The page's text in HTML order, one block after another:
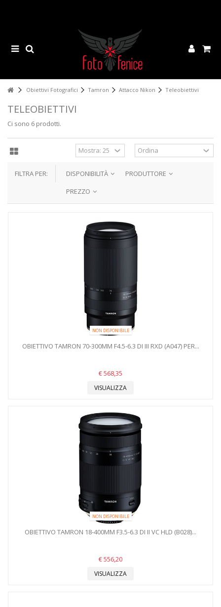
Obiettivi Fotografici Tamron Attacco Nikon Teleobiettivi
TELEOBIETTIVI
Ci sono 6 prodotti.
FILTRA PER: DISPONIBILITÀ
PRODUTTORE
PREZZO
NON DISPONIBILE
OBIETTIVO TAMRON 70-300MM F4.5-6.3 DI III RXD (A047) PER...
€ 568,35
VISUALIZZA
NON DISPONIBILE
OBIETTIVO TAMRON 18-400MM F3.5-6.3 DI II VC HLD (B028)...
€ 556,20
VISUALIZZA